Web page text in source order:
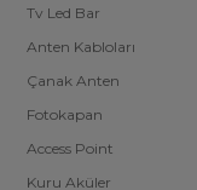
Tv Led Bar
Anten Kabloları
Çanak Anten
Fotokapan
Access Point
Kuru Aküler